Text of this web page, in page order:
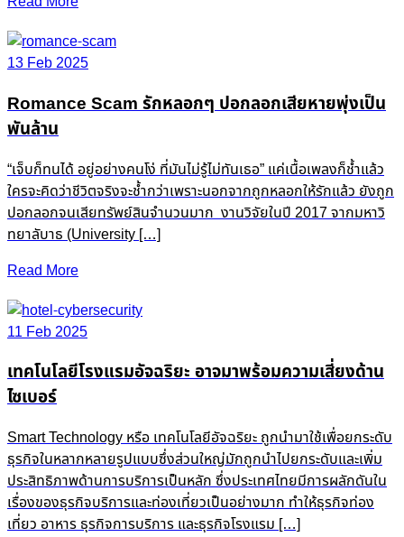
13 Feb 2025
Romance Scam รักหลอกๆ ปอกลอกเสียหายพุ่งเป็น
พันล้าน
“เจ็บก็ทนได้ อยู่อย่างคนโง่ ที่มันไม่รู้ไม่ทันเธอ” แค่เนื้อเพลงก็ช้ำแล้ว
ใครจะคิดว่าชีวิตจริงจะช้ำกว่าเพราะนอกจากถูกหลอกให้รักแล้ว ยังถูก
ปอกลอกจนเสียทรัพย์สินจำนวนมาก งานวิจัยในปี 2017 จากมหาวิ
ทยาลับาธ (University […]
Read More
11 Feb 2025
เทคโนโลยีโรงแรมอัจฉริยะ อาจมาพร้อมความเสี่ยงด้าน
ไซเบอร์
Smart Technology หรือ เทคโนโลยีอัจฉริยะ ถูกนำมาใช้เพื่อยกระดับ
ธุรกิจในหลากหลายรูปแบบซึ่งส่วนใหญ่มักถูกนำไปยกระดับและเพิ่ม
ประสิทธิภาพด้านการบริการเป็นหลัก ซึ่งประเทศไทยมีการผลักดันใน
เรื่องของธุรกิจบริการและท่องเที่ยวเป็นอย่างมาก ทำให้ธุรกิจท่อง
เที่ยว อาหาร ธุรกิจการบริการ และธุรกิจโรงแรม […]